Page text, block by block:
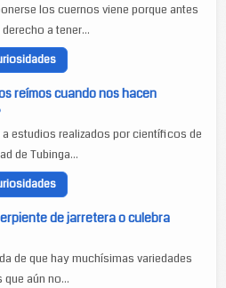
los cuernos viene porque antes
a tener...
reímos cuando nos hacen
estudios realizados por científicos de
de Tubinga...
de jarretera o culebra
de que hay muchísimas variedades
que aún no...